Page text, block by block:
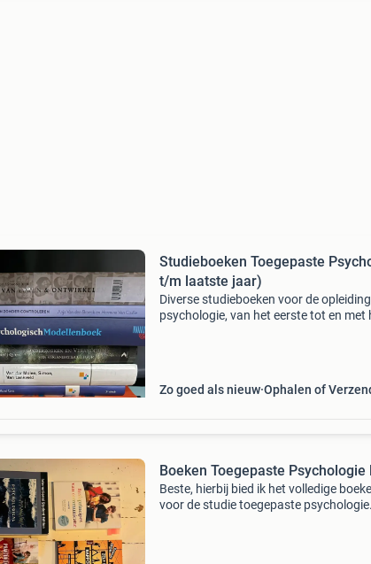
Studieboeken Toegepaste
t/m laatste jaar)
Diverse studieboeken voor de
psychologie, van het eerste tot en met
Zo goed als nieuw Ophalen of
Boeken Toegepaste Psychologie
Beste, hierbij bied ik het volledige
voor de studie toegepaste